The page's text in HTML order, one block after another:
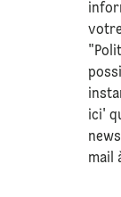
ici'
mail